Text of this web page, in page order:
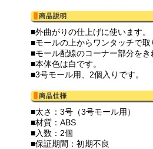
■外曲がりの仕上げに使います。
■モールの上からワンタッチで
■モール配線のコーナー部分を
■本体色は白です。
■3号モール用、2個入りです。
■太さ：3号（3号モール用）
■材質：ABS
■入数：2個
■保証期間：初期不良